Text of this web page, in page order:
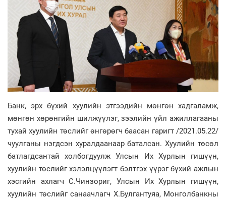
Банк, эрх бүхий хуулийн этгээдийн мөнгөн хадгаламж,
мөнгөн хөрөнгийн шилжүүлэг, зээлийн үйл ажиллагааны
тухай хуулийн төслийг өнгөрөгч баасан гаригт /2021.05.22/
чуулганы нэгдсэн хуралдаанаар баталсан. Хуулийн төсөл
батлагдсантай холбогдуулж Улсын Их Хурлын гишүүн,
хуулийн төслийг хэлэлцүүлэгт бэлтгэх үүрэг бүхий ажлын
хэсгийн ахлагч С.Чинзориг, Улсын Их Хурлын гишүүн,
хуулийн төслийг санаачлагч Х.Булгантуяа, Монголбанкны